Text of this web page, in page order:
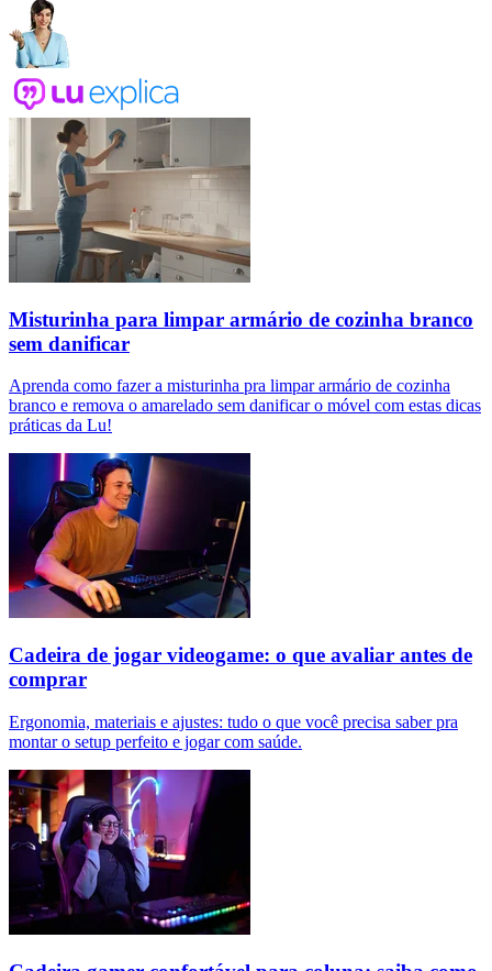
Misturinha para limpar armário de cozinha branco
sem danificar
Aprenda como fazer a misturinha pra limpar armário de cozinha
branco e remova o amarelado sem danificar o móvel com estas dicas
práticas da Lu!
Cadeira de jogar videogame: o que avaliar antes de
comprar
Ergonomia, materiais e ajustes: tudo o que você precisa saber pra
montar o setup perfeito e jogar com saúde.